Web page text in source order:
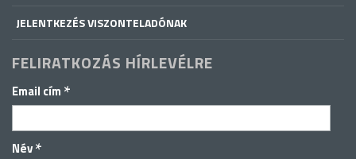
JELENTKEZÉS VISZONTELADÓNAK
FELIRATKOZÁS HÍRLEVÉLRE
Email cím *
Név*